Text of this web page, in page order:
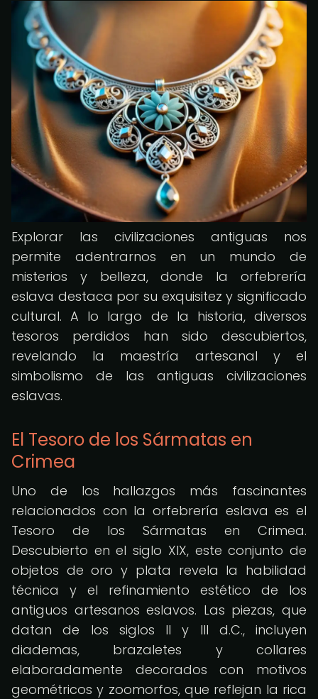
Explorar las civilizaciones antiguas nos
permite adentrarnos en un mundo de
misterios y belleza, donde la orfebrería
eslava destaca por su exquisitez y significado
cultural. A lo largo de la historia, diversos
tesoros perdidos han sido descubiertos,
revelando la maestría artesanal y el
simbolismo de las antiguas civilizaciones
eslavas.
El Tesoro de los Sármatas en
Crimea
Uno de los hallazgos más fascinantes
relacionados con la orfebrería eslava es el
Tesoro de los Sármatas en Crimea.
Descubierto en el siglo XIX, este conjunto de
objetos de oro y plata revela la habilidad
técnica y el refinamiento estético de los
antiguos artesanos eslavos. Las piezas, que
datan de los siglos II y III d.C., incluyen
diademas, brazaletes y collares
elaboradamente decorados con motivos
geométricos y zoomorfos, que reflejan la rica